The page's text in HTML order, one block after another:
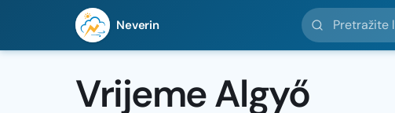
Neverin
Pretražite lokacije
Vrijeme Algyő